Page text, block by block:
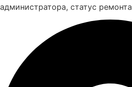
администратора, статус ремонта